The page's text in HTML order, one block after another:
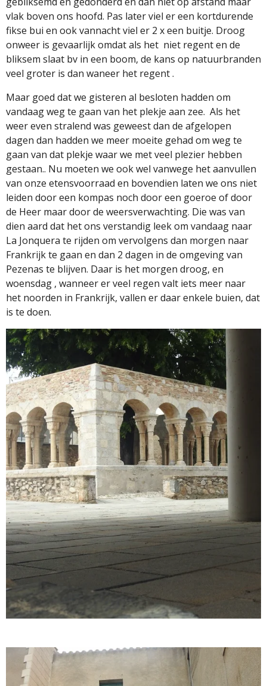
vlak boven ons hoofd. Pas later viel er een kortdurende
fikse bui en ook vannacht viel er 2 x een buitje. Droog
onweer is gevaarlijk omdat als het niet regent en de
bliksem slaat bv in een boom, de kans op natuurbranden
veel groter is dan waneer het regent .
Maar goed dat we gisteren al besloten hadden om
vandaag weg te gaan van het plekje aan zee. Als het
weer even stralend was geweest dan de afgelopen
dagen dan hadden we meer moeite gehad om weg te
gaan van dat plekje waar we met veel plezier hebben
gestaan.. Nu moeten we ook wel vanwege het aanvullen
van onze etensvoorraad en bovendien laten we ons niet
leiden door een kompas noch door een goeroe of door
de Heer maar door de weersverwachting. Die was van
dien aard dat het ons verstandig leek om vandaag naar
La Jonquera te rijden om vervolgens dan morgen naar
Frankrijk te gaan en dan 2 dagen in de omgeving van
Pezenas te blijven. Daar is het morgen droog, en
woensdag , wanneer er veel regen valt iets meer naar
het noorden in Frankrijk, vallen er daar enkele buien, dat
is te doen.